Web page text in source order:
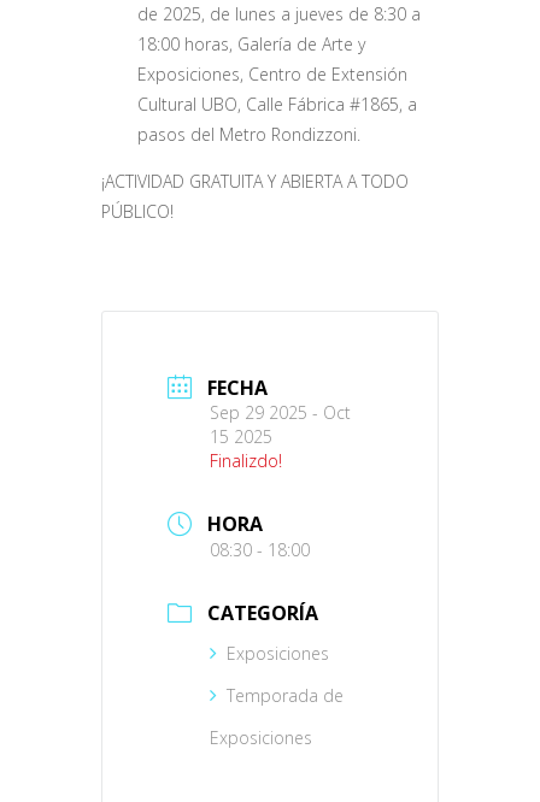
de 2025, de lunes a jueves de 8:30 a
18:00 horas, Galería de Arte y
Exposiciones, Centro de Extensión
Cultural UBO, Calle Fábrica #1865, a
pasos del Metro Rondizzoni.
¡ACTIVIDAD GRATUITA Y ABIERTA A TODO
PÚBLICO!
FECHA
Sep 29 2025 - Oct
15 2025
Finalizdo!
HORA
08:30 - 18:00
CATEGORÍA
Exposiciones
Temporada de
Exposiciones